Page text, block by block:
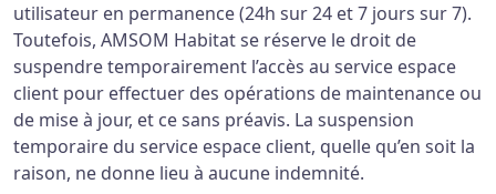
utilisateur en permanence (24h sur 24 et 7 jours sur 7).
Toutefois, AMSOM Habitat se réserve le droit de
suspendre temporairement l’accès au service espace
client pour effectuer des opérations de maintenance ou
de mise à jour, et ce sans préavis. La suspension
temporaire du service espace client, quelle qu’en soit la
raison, ne donne lieu à aucune indemnité.